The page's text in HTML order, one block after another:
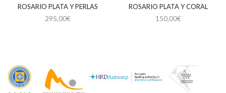
ROSARIO PLATA Y PERLAS
295,00€
ROSARIO PLATA Y CORAL
150,00€